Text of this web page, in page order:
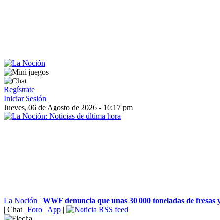
Regístrate
Iniciar Sesión
Jueves, 06 de Agosto de 2026 - 10:17 pm
La Noción | WWF denuncia que unas 30 000 toneladas de fresas
| Chat | Foro | App |